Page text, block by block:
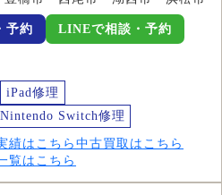
予約 LINEで相談・予約
iPad修理
Nintendo Switch修理
績はこちら 中古買取はこちら
覧はこちら